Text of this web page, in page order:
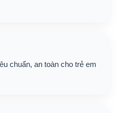
chuẩn, an toàn cho trẻ em